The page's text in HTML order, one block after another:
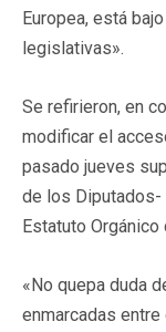
Europea, está
legislativas».
Se refirieron, en
modificar el
pasado jueves
de los Diputados-
Estatuto
«No quepa duda
enmarcadas